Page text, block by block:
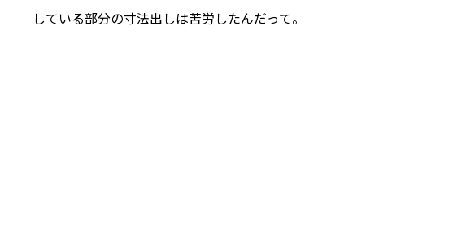
している部分の寸法出しは苦労したんだって。